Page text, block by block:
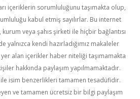
içeriklerin sorumluluğunu taşımakta olup,
kabul etmiş sayılırlar. Bu internet
veya şahıs şirketi ile hiçbir bağlantısı
yalnızca kendi hazırladığımız makaleler
alan içerikler haber niteliği taşımamakta
hakkında paylaşım yapılmamaktadır.
isim benzerlikleri tamamen tesadüfidir.
ve tamamen ücretsiz bir bilgi paylaşım